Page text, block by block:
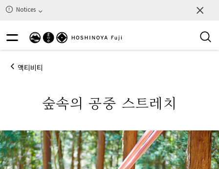
Notices
액티비티
숲속의 공중 스트레치